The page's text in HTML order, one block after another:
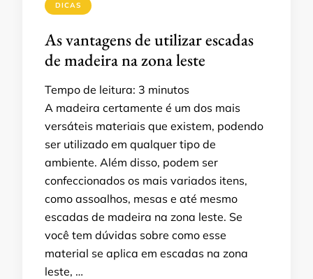
DICAS
As vantagens de utilizar escadas
de madeira na zona leste
Tempo de leitura: 3 minutos
A madeira certamente é um dos mais
versáteis materiais que existem, podendo
ser utilizado em qualquer tipo de
ambiente. Além disso, podem ser
confeccionados os mais variados itens,
como assoalhos, mesas e até mesmo
escadas de madeira na zona leste. Se
você tem dúvidas sobre como esse
material se aplica em escadas na zona
leste, …